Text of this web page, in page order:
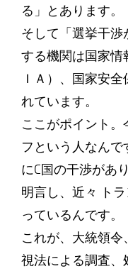
る」とあります。
そして「選挙干
する機関は国家情
ＩＡ）、国家安
れています。
ここがポイント。
フという人なん
にC国の干渉があ
明言し、近々 ト
っているんです。
これが、大統領
視法による調査、